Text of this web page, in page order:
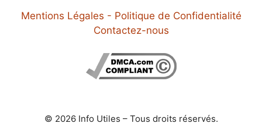
Mentions Légales - Politique de Confidentialité
Contactez-nous
© 2026 Info Utiles – Tous droits réservés.